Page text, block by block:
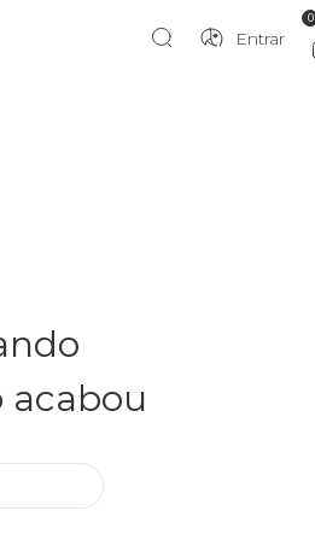
Entrar
0
acabou